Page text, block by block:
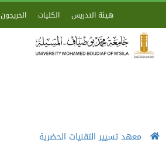
هيئة التدريس الكليات الخريجون
معهد تسيير التقنيات الحضرية